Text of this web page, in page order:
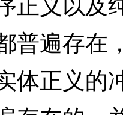
普遍存在
体正义的